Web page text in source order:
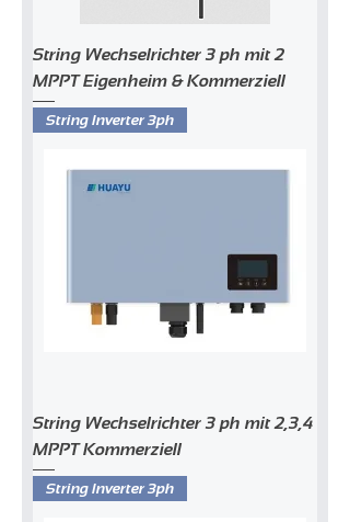
String Wechselrichter 3 ph mit 2
MPPT Eigenheim & Kommerziell
String Inverter 3ph
String Wechselrichter 3 ph mit 2,3,4
MPPT Kommerziell
String Inverter 3ph